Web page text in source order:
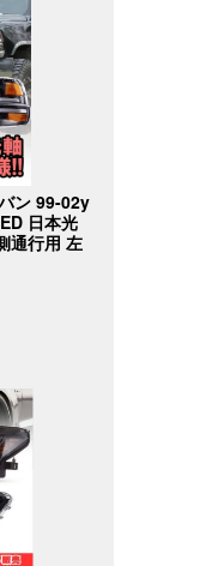
ン 99-02y
日本光
通行用 左